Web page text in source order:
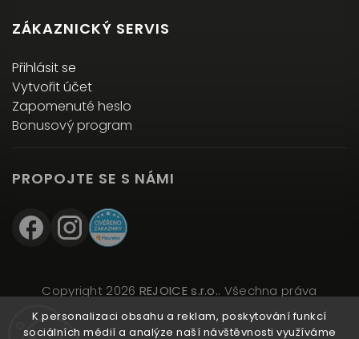
K personalizaci obsahu a reklam, poskytování funkcí
sociálních médií a analýze naší návštěvnosti využíváme
ZÁKAZNICKÝ SERVIS
Přihlásit se
Vytvořit účet
Zapomenuté heslo
Bonusový program
PROPOJTE SE S NÁMI
Copyright 2026 REJOICE s.r.o.. Všechna práva
vyhrazena.
Upravit nastavení cookies